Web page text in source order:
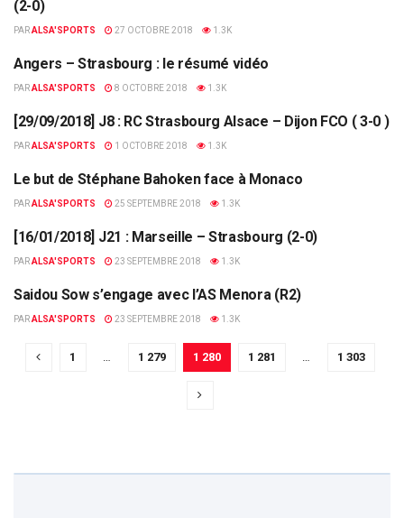
(2-0)
PARALSA'SPORTS 27 OCTOBRE 2018 1.3K
RC STRASBOURG
Angers – Strasbourg : le résumé vidéo
PARALSA'SPORTS 8 OCTOBRE 2018 1.3K
RC STRASBOURG
[29/09/2018] J8 : RC Strasbourg Alsace – Dijon FCO ( 3-0 )
PARALSA'SPORTS 1 OCTOBRE 2018 1.3K
LES ANCIENS
Le but de Stéphane Bahoken face à Monaco
PARALSA'SPORTS 25 SEPTEMBRE 2018 1.3K
RC STRASBOURG
[16/01/2018] J21 : Marseille – Strasbourg (2-0)
PARALSA'SPORTS 23 SEPTEMBRE 2018 1.3K
LES ANCIENS
Saidou Sow s’engage avec l’AS Menora (R2)
PARALSA'SPORTS 23 SEPTEMBRE 2018 1.3K
1 … 1 279 1 280 1 281 … 1 303